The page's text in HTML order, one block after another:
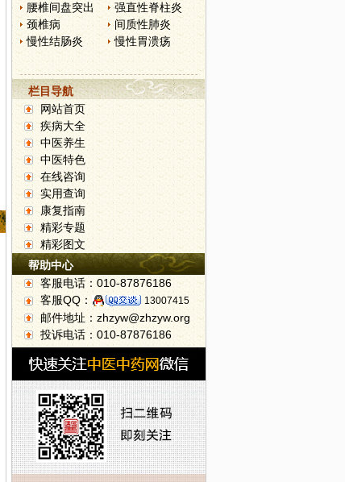
腰椎间盘突出
强直性脊柱炎
颈椎病
间质性肺炎
慢性结肠炎
慢性胃溃疡
栏目导航
网站首页
疾病大全
中医养生
中医特色
在线咨询
实用查询
康复指南
精彩专题
精彩图文
帮助中心
客服电话：010-87876186
客服QQ：
13007415
邮件地址：zhzyw@zhzyw.org
投诉电话：010-87876186